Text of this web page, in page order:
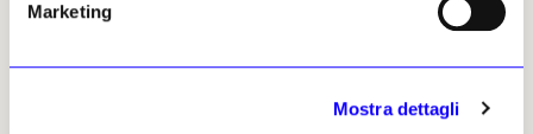
Marketing
Mostra dettagli
È finalmente aperto al